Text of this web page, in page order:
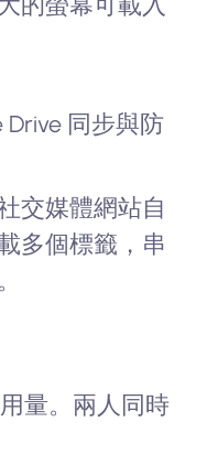
同步與防
交媒體網站自
多個標籤，串
量。兩人同時